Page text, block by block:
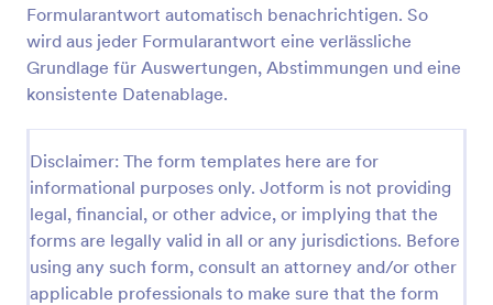
Formularantwort automatisch benachrichtigen. So
wird aus jeder Formularantwort eine verlässliche
Grundlage für Auswertungen, Abstimmungen und eine
konsistente Datenablage.
Disclaimer: The form templates here are for
informational purposes only. Jotform is not providing
legal, financial, or other advice, or implying that the
forms are legally valid in all or any jurisdictions. Before
using any such form, consult an attorney and/or other
applicable professionals to make sure that the form
Suchen Sie nach einer Vorlage für ein Online-
Spendenformular für Ihre gemeinnützige
Organisation?
Go to Category:
Charity Formulare
Vorlage verwenden
Vorschau